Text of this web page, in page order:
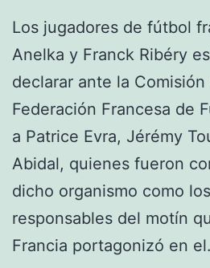
Los jugadores de fútbol
Anelka y Franck Ribéry
declarar ante la
Federación Francesa de
a Patrice Evra, Jérémy
Abidal, quienes fueron
dicho organismo como
responsables del motín
Francia portagonizó en